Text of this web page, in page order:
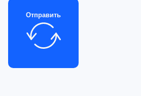
Отправить